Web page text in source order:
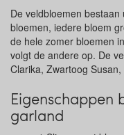
De veldbloemen
bloemen, iedere bloem
de hele zomer bloemen
volgt de andere op. De
Clarika, Zwartoog
Eigenschappen
garland